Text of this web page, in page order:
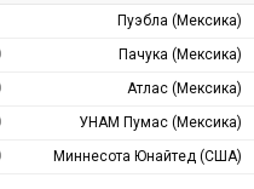
Пуэбла (Мексика)
Пачука (Мексика)
Атлас (Мексика)
УНАМ Пумас (Мексика)
Миннесота Юнайтед (США)